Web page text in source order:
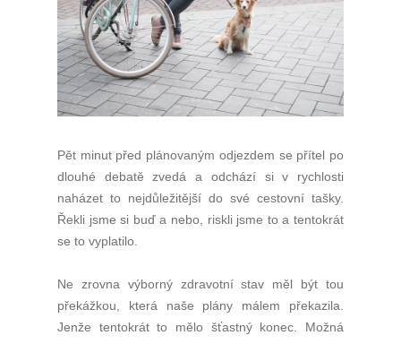
Pět minut před plánovaným odjezdem se přítel po
dlouhé debatě zvedá a odchází si v rychlosti
naházet to nejdůležitější do své cestovní tašky.
Řekli jsme si buď a nebo, riskli jsme to a tentokrát
se to vyplatilo.
Ne zrovna výborný zdravotní stav měl být tou
překážkou, která naše plány málem překazila.
Jenže tentokrát to mělo šťastný konec. Možná